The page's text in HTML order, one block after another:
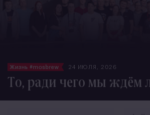
Жизнь #mosbrew 24 ИЮЛЯ, 2026
То, ради чего мы ждём